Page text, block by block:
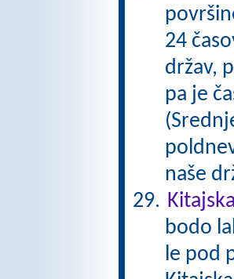
24
držav,
pa je
naše
bodo
le pod